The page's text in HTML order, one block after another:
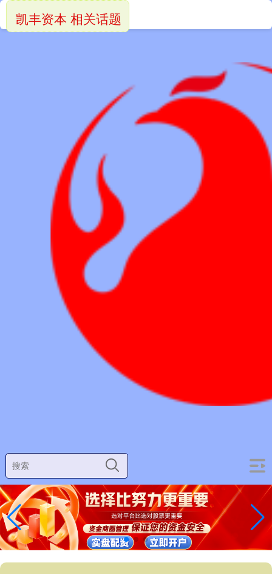
凯丰资本 相关话题